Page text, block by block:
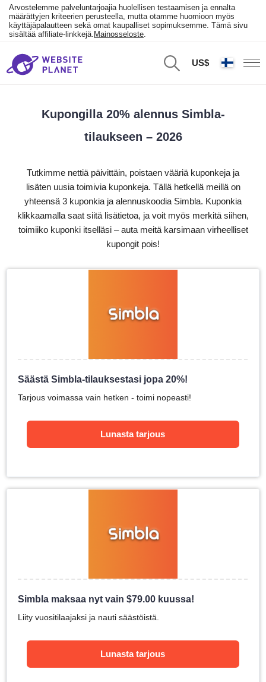
Arvostelemme palveluntarjoajia huolellisen testaamisen ja ennalta
määrättyjen kriteerien perusteella, mutta otamme huomioon myös
käyttäjäpalautteen sekä omat kaupalliset sopimuksemme. Tämä sivu
sisältää affiliate-linkkejä. Mainosseloste.
US$
Kupongilla 20% alennus Simbla-
tilaukseen – 2026
Tutkimme nettiä päivittäin, poistaen vääriä kuponkeja ja
lisäten uusia toimivia kuponkeja. Tällä hetkellä meillä on
yhteensä 3 kuponkia ja alennuskoodia Simbla. Kuponkia
klikkaamalla saat siitä lisätietoa, ja voit myös merkitä siihen,
toimiiko kuponki itselläsi – auta meitä karsimaan virheelliset
kupongit pois!
Säästä Simbla-tilauksestasi jopa 20%!
Tarjous voimassa vain hetken - toimi nopeasti!
Lunasta tarjous
Simbla maksaa nyt vain$79.00 kuussa!
Liity vuositilaajaksi ja nauti säästöistä.
Lunasta tarjous